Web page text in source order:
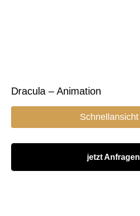
Dracula – Animation
Schnellansicht
jetzt Anfragen